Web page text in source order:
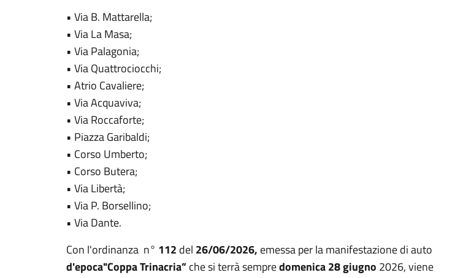
• Via B. Mattarella;
• Via La Masa;
• Via Palagonia;
• Via Quattrociocchi;
• Atrio Cavaliere;
• Via Acquaviva;
• Via Roccaforte;
• Piazza Garibaldi;
• Corso Umberto;
• Corso Butera;
• Via Libertà;
• Via P. Borsellino;
• Via Dante.
Con l'ordinanza n° 112 del 26/06/2026, emessa per la manifestazione di auto
d'epoca"Coppa Trinacria”che si terrà sempredomenica 28 giugno 2026, viene